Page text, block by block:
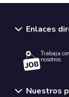
Enlaces
Trabaja
nosotros.
Nuestros